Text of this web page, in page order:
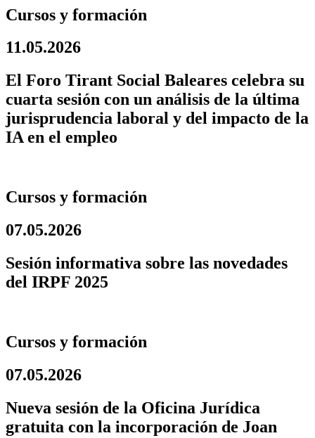
Cursos y formación
11.05.2026
El Foro Tirant Social Baleares celebra su
cuarta sesión con un análisis de la última
jurisprudencia laboral y del impacto de la
IA en el empleo
Cursos y formación
07.05.2026
Sesión informativa sobre las novedades
del IRPF 2025
Cursos y formación
07.05.2026
Nueva sesión de la Oficina Jurídica
gratuita con la incorporación de Joan